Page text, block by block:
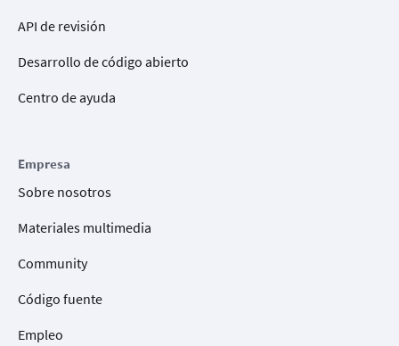
API de revisión
Desarrollo de código abierto
Centro de ayuda
Empresa
Sobre nosotros
Materiales multimedia
Community
Código fuente
Empleo